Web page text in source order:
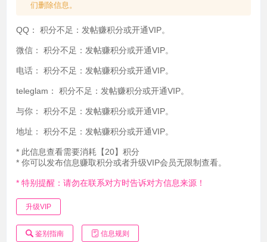
们删除信息。
QQ： 积分不足：发帖赚积分或开通VIP。
微信： 积分不足：发帖赚积分或开通VIP。
电话： 积分不足：发帖赚积分或开通VIP。
teleglam： 积分不足：发帖赚积分或开通VIP。
与你： 积分不足：发帖赚积分或开通VIP。
地址： 积分不足：发帖赚积分或开通VIP。
* 此信息查看需要消耗【20】积分
* 你可以发布信息赚取积分或者升级VIP会员无限制查看。
* 特别提醒：请勿在联系对方时告诉对方信息来源！
升级VIP
鉴别指南 信息规则